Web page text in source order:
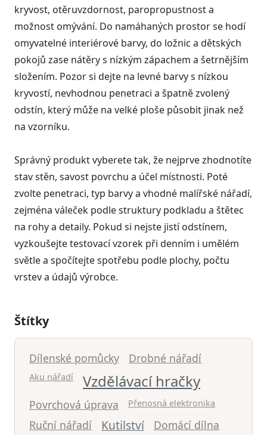
kryvost, otěruvzdornost, paropropustnost a
možnost omývání. Do namáhaných prostor se hodí
omyvatelné interiérové barvy, do ložnic a dětských
pokojů zase nátěry s nízkým zápachem a šetrnějším
složením. Pozor si dejte na levné barvy s nízkou
kryvostí, nevhodnou penetraci a špatně zvolený
odstín, který může na velké ploše působit jinak než
na vzorníku.
Správný produkt vyberete tak, že nejprve zhodnotíte
stav stěn, savost povrchu a účel místnosti. Poté
zvolte penetraci, typ barvy a vhodné malířské nářadí,
zejména váleček podle struktury podkladu a štětec
na rohy a detaily. Pokud si nejste jistí odstínem,
vyzkoušejte testovací vzorek při denním i umělém
světle a spočítejte spotřebu podle plochy, počtu
vrstev a údajů výrobce.
Štítky
Dílenské pomůcky Drobné nářadí
Aku nářadí Vzdělávací hračky
Povrchová úprava Přenosná elektronika
Ruční nářadí Kutilství Domácí dílna